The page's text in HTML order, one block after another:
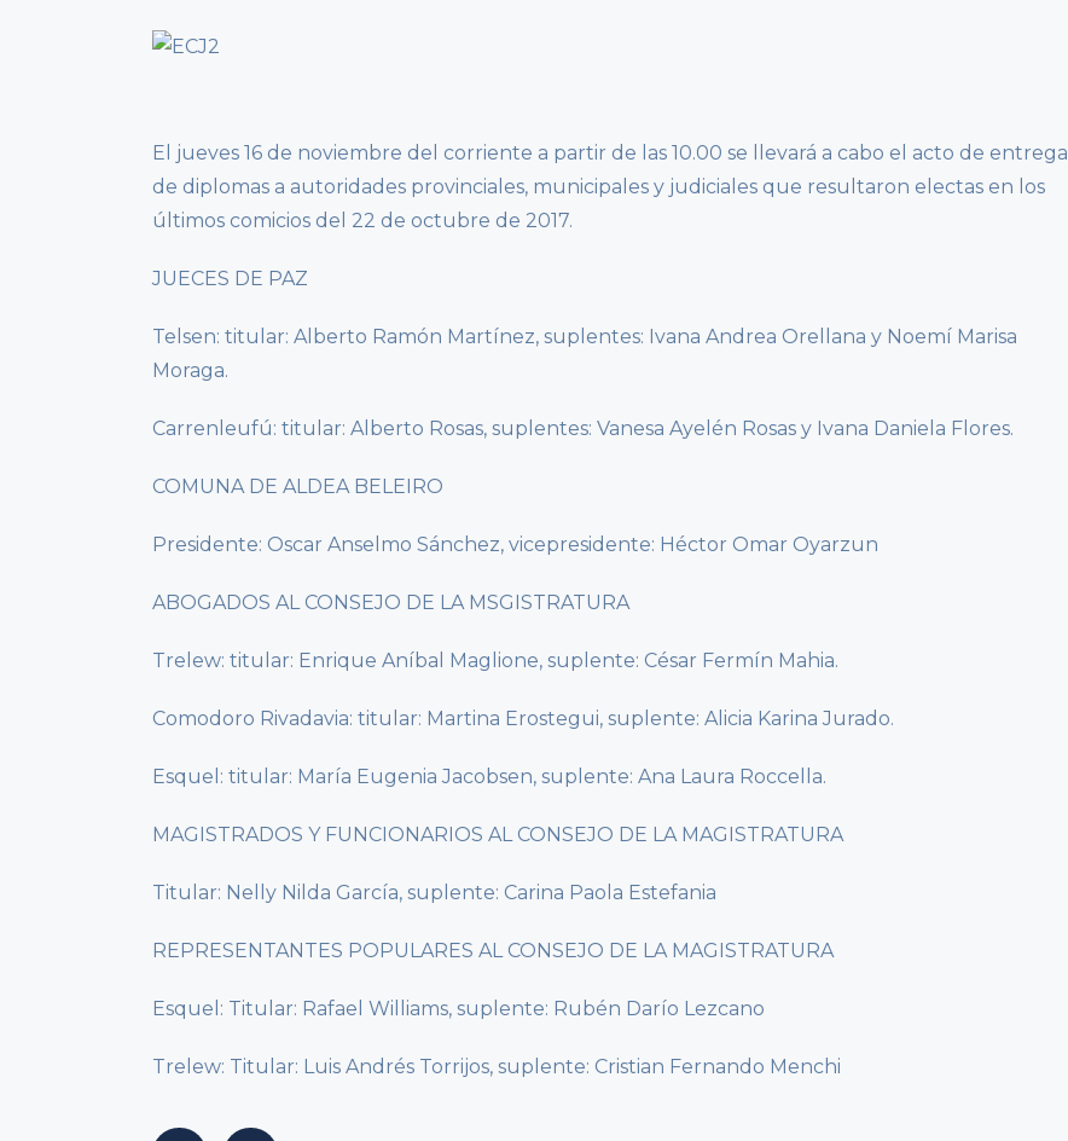
El jueves 16 de noviembre del corriente a partir de las 10.00 se llevará a cabo el acto de entrega
de diplomas a autoridades provinciales, municipales y judiciales que resultaron electas en los
últimos comicios del 22 de octubre de 2017.
JUECES DE PAZ
Telsen: titular: Alberto Ramón Martínez, suplentes: Ivana Andrea Orellana y Noemí Marisa
Moraga.
Carrenleufú: titular: Alberto Rosas, suplentes: Vanesa Ayelén Rosas y Ivana Daniela Flores.
COMUNA DE ALDEA BELEIRO
Presidente: Oscar Anselmo Sánchez, vicepresidente: Héctor Omar Oyarzun
ABOGADOS AL CONSEJO DE LA MSGISTRATURA
Trelew: titular: Enrique Aníbal Maglione, suplente: César Fermín Mahia.
Comodoro Rivadavia: titular: Martina Erostegui, suplente: Alicia Karina Jurado.
Esquel: titular: María Eugenia Jacobsen, suplente: Ana Laura Roccella.
MAGISTRADOS Y FUNCIONARIOS AL CONSEJO DE LA MAGISTRATURA
Titular: Nelly Nilda García, suplente: Carina Paola Estefania
REPRESENTANTES POPULARES AL CONSEJO DE LA MAGISTRATURA
Esquel: Titular: Rafael Williams, suplente: Rubén Darío Lezcano
Trelew: Titular: Luis Andrés Torrijos, suplente: Cristian Fernando Menchi